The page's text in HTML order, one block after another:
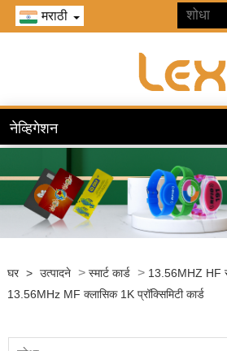
मराठी
नेव्हिगेशन
घर > उत्पादने > स्मार्ट कार्ड > 13.56MHZ HF
13.56MHz MF क्लासिक 1K प्रॉक्सिमिटी कार्ड